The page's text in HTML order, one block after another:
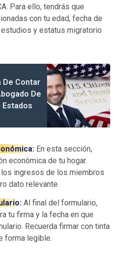
Para ello, tendrás que
con tu edad, fecha de
y estatus migratorio
De Contar
De
Estados
En esta sección,
económica de tu hogar.
ingresos de los miembros
dato relevante.
Al final del formulario,
tu firma y la fecha en que
Recuerda firmar con tinta
forma legible.